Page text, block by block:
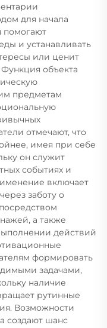
для начала
помогают
и устанавливать
или ценит
объекта
предметам
отмечают, что
имея при себе
он служит
событиях и
включает
заботу о
а также
действий
формировать
задачами,
наличие
рутинные
Возможности
создают шанс